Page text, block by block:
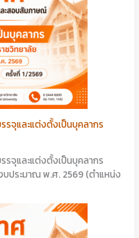
จุและแต่งตั้งเป็นบุคลากร
จุและแต่งตั้งเป็นบุคลากร
บประมาณ พ.ศ. 2569 (ตำแหน่ง